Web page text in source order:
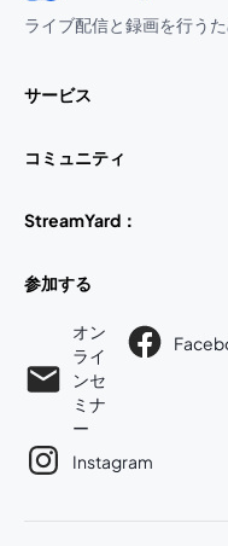
ライブ配信と録画を行う
サービス
コミュニティ
StreamYard：
参加する
オン
ライ
ンセ
ミナ
ー
Instagram